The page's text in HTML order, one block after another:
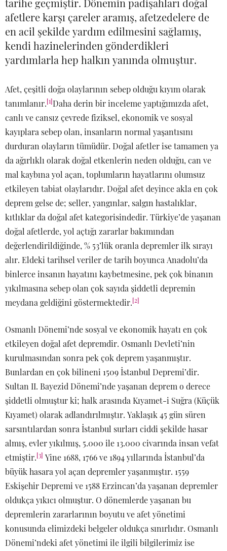
tarihe geçmiştir. Dönemin padişahları doğal
afetlere karşı çareler aramış, afetzedelere de
en acil şekilde yardım edilmesini sağlamış,
kendi hazinelerinden gönderdikleri
yardımlarla hep halkın yanında olmuştur.
Afet, çeşitli doğa olaylarının sebep olduğu kıyım olarak
tanımlanır.[1]Daha derin bir inceleme yaptığımızda afet,
canlı ve cansız çevrede fiziksel, ekonomik ve sosyal
kayıplara sebep olan, insanların normal yaşantısını
durduran olayların tümüdür. Doğal afetler ise tamamen ya
da ağırlıklı olarak doğal etkenlerin neden olduğu, can ve
mal kaybına yol açan, toplumların hayatlarını olumsuz
etkileyen tabiat olaylarıdır. Doğal afet deyince akla en çok
deprem gelse de; seller, yangınlar, salgın hastalıklar,
kıtlıklar da doğal afet kategorisindedir. Türkiye’de yaşanan
doğal afetlerde, yol açtığı zararlar bakımından
değerlendirildiğinde, % 53’lük oranla depremler ilk sırayı
alır. Eldeki tarihsel veriler de tarih boyunca Anadolu’da
binlerce insanın hayatını kaybetmesine, pek çok binanın
yıkılmasına sebep olan çok sayıda şiddetli depremin
meydana geldiğini göstermektedir.[2]
Osmanlı Dönemi’nde sosyal ve ekonomik hayatı en çok
etkileyen doğal afet depremdir. Osmanlı Devleti’nin
kurulmasından sonra pek çok deprem yaşanmıştır.
Bunlardan en çok bilineni 1509 İstanbul Depremi’dir.
Sultan II. Bayezid Dönemi’nde yaşanan deprem o derece
şiddetli olmuştur ki; halk arasında Kıyamet-i Suğra (Küçük
Kıyamet) olarak adlandırılmıştır. Yaklaşık 45 gün süren
sarsıntılardan sonra İstanbul surları ciddi şekilde hasar
almış, evler yıkılmış, 5.000 ile 13.000 civarında insan vefat
etmiştir.[3] Yine 1688, 1766 ve 1894 yıllarında İstanbul’da
büyük hasara yol açan depremler yaşanmıştır. 1559
Eskişehir Depremi ve 1588 Erzincan’da yaşanan depremler
oldukça yıkıcı olmuştur. O dönemlerde yaşanan bu
depremlerin zararlarının boyutu ve afet yönetimi
konusunda elimizdeki belgeler oldukça sınırlıdır. Osmanlı
Dönemi’ndeki afet yönetimi ile ilgili bilgilerimiz ise